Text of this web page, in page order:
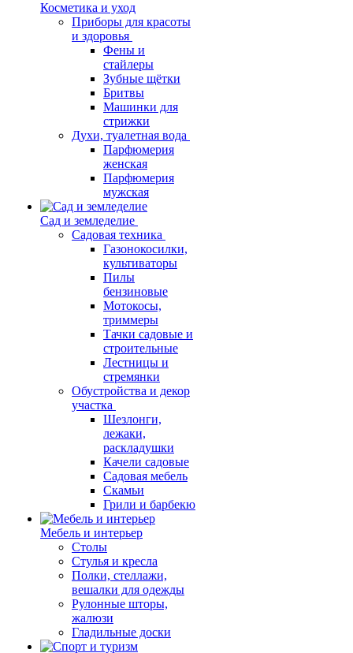
Косметика и уход
Приборы для красоты
и здоровья
Фены и
стайлеры
Зубные щётки
Бритвы
Машинки для
стрижки
Духи, туалетная вода
Парфюмерия
женская
Парфюмерия
мужская
Сад и земледелие
Садовая техника
Газонокосилки,
культиваторы
Пилы
бензиновые
Мотокосы,
триммеры
Тачки садовые и
строительные
Лестницы и
стремянки
Обустройства и декор
участка
Шезлонги,
лежаки,
раскладушки
Качели садовые
Садовая мебель
Скамьи
Грили и барбекю
Мебель и интерьер
Столы
Стулья и кресла
Полки, стеллажи,
вешалки для одежды
Рулонные шторы,
жалюзи
Гладильные доски